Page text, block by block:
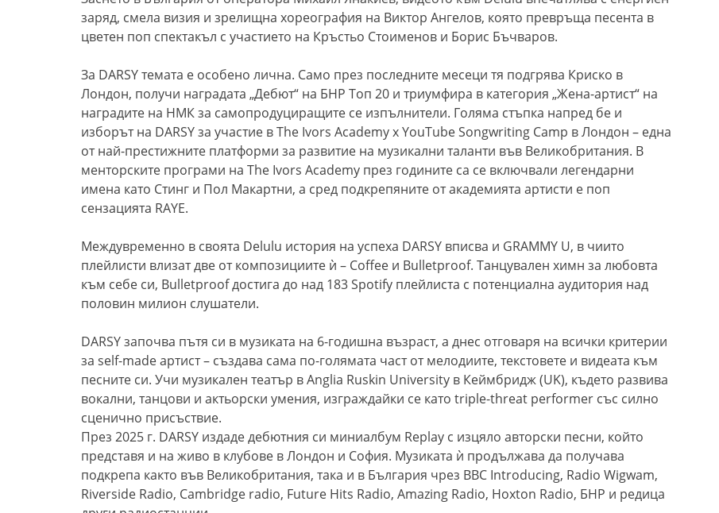
заряд, смела визия и зрелищна хореография на Виктор Ангелов, която превръща песента в
цветен поп спектакъл с участието на Кръстьо Стоименов и Борис Бъчваров.
За DARSY темата е особено лична. Само през последните месеци тя подгрява Криско в
Лондон, получи наградата „Дебют“ на БНР Топ 20 и триумфира в категория „Жена-артист“ на
наградите на НМК за самопродуциращите се изпълнители. Голяма стъпка напред бе и
изборът на DARSY за участие в The Ivors Academy x YouTube Songwriting Camp в Лондон – една
от най-престижните платформи за развитие на музикални таланти във Великобритания. В
менторските програми на The Ivors Academy през годините са се включвали легендарни
имена като Стинг и Пол Макартни, а сред подкрепяните от академията артисти е поп
сензацията RAYE.
Междувременно в своята Delulu история на успеха DARSY вписва и GRAMMY U, в чиито
плейлисти влизат две от композициите ѝ – Coffee и Bulletproof. Танцувален химн за любовта
към себе си, Bulletproof достига до над 183 Spotify плейлиста с потенциална аудитория над
половин милион слушатели.
DARSY започва пътя си в музиката на 6-годишна възраст, а днес отговаря на всички критерии
за self-made артист – създава сама по-голямата част от мелодиите, текстовете и видеата към
песните си. Учи музикален театър в Anglia Ruskin University в Кеймбридж (UK), където развива
вокални, танцови и актьорски умения, изграждайки се като triple-threat performer със силно
сценично присъствие.
През 2025 г. DARSY издаде дебютния си миниалбум Replay с изцяло авторски песни, който
представя и на живо в клубове в Лондон и София. Музиката ѝ продължава да получава
подкрепа както във Великобритания, така и в България чрез BBC Introducing, Radio Wigwam,
Riverside Radio, Cambridge radio, Future Hits Radio, Amazing Radio, Hoxton Radio, БНР и редица